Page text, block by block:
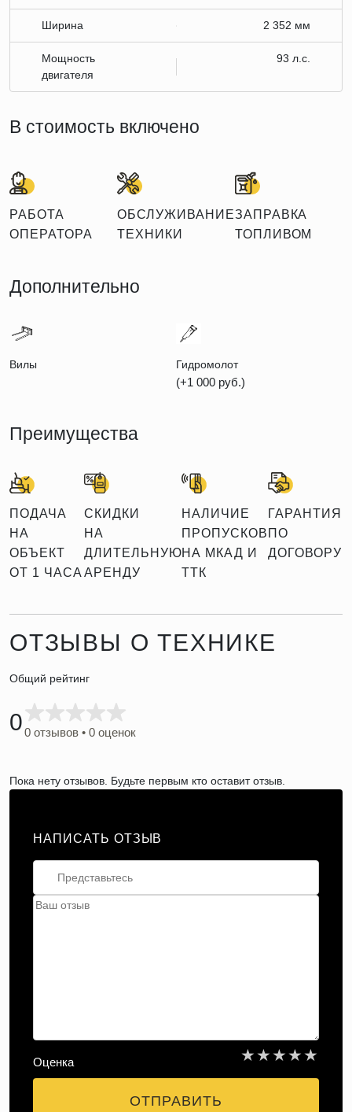
Ширина 2 352 мм
Мощность
двигателя
93 л.с.
В стоимость включено
РАБОТА
ОПЕРАТОРА
ОБСЛУЖИВАНИЕ
ТЕХНИКИ
ЗАПРАВКА
ТОПЛИВОМ
Дополнительно
Вилы Гидромолот
(+1 000 руб.)
Преимущества
ПОДАЧА
НА
ОБЪЕКТ
ОТ 1 ЧАСА
СКИДКИ
НА
ДЛИТЕЛЬНУЮ
АРЕНДУ
НАЛИЧИЕ
ПРОПУСКОВ
НА МКАД И
ТТК
ГАРАНТИЯ
ПО
ДОГОВОРУ
ОТЗЫВЫ О ТЕХНИКЕ
Общий рейтинг
00 отзывов • 0 оценок
Пока нету отзывов. Будьте первым кто оставит отзыв.
НАПИСАТЬ ОТЗЫВ
Оценка ★
★
★
★
★
ОТПРАВИТЬ